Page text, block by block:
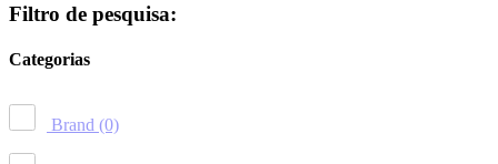
Filtro de pesquisa:
Categorias
Brand (0)